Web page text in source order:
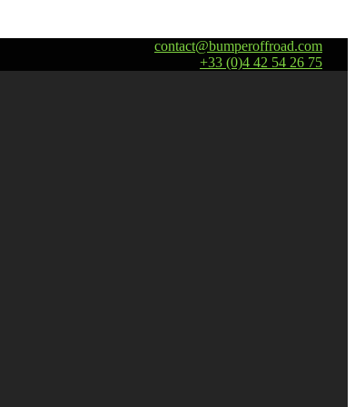
contact@bumperoffroad.com
+33 (0)4 42 54 26 75